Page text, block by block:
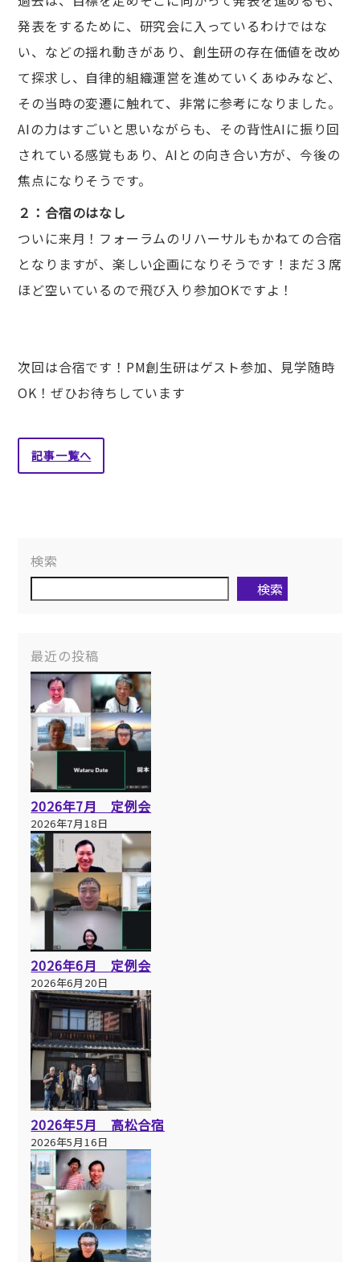
発表をするために、研究会に入っているわけではな
い、などの揺れ動きがあり、創生研の存在価値を改め
て探求し、自律的組織運営を進めていくあゆみなど、
その当時の変遷に触れて、非常に参考になりました。
AIの力はすごいと思いながらも、その背性AIに振り回
されている感覚もあり、AIとの向き合い方が、今後の
焦点になりそうです。
２：合宿のはなし
ついに来月！フォーラムのリハーサルもかねての合宿
となりますが、楽しい企画になりそうです！まだ３席
ほど空いているので飛び入り参加OKですよ！
次回は合宿です！PM創生研はゲスト参加、見学随時
OK！ぜひお待ちしています
記事一覧へ
検索
検索
最近の投稿
2026年7月 定例会
2026年7月18日
2026年6月 定例会
2026年6月20日
2026年5月 高松合宿
2026年5月16日